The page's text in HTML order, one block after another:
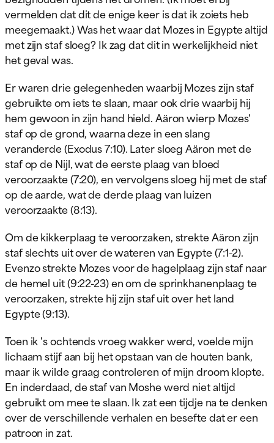
vermelden dat dit de enige keer is dat ik zoiets heb
meegemaakt.) Was het waar dat Mozes in Egypte altijd
met zijn staf sloeg? Ik zag dat dit in werkelijkheid niet
het geval was.
Er waren drie gelegenheden waarbij Mozes zijn staf
gebruikte om iets te slaan, maar ook drie waarbij hij
hem gewoon in zijn hand hield. Aäron wierp Mozes'
staf op de grond, waarna deze in een slang
veranderde (Exodus 7:10). Later sloeg Aäron met de
staf op de Nijl, wat de eerste plaag van bloed
veroorzaakte (7:20), en vervolgens sloeg hij met de staf
op de aarde, wat de derde plaag van luizen
veroorzaakte (8:13).
Om de kikkerplaag te veroorzaken, strekte Aäron zijn
staf slechts uit over de wateren van Egypte (7:1-2).
Evenzo strekte Mozes voor de hagelplaag zijn staf naar
de hemel uit (9:22-23) en om de sprinkhanenplaag te
veroorzaken, strekte hij zijn staf uit over het land
Egypte (9:13).
Toen ik 's ochtends vroeg wakker werd, voelde mijn
lichaam stijf aan bij het opstaan van de houten bank,
maar ik wilde graag controleren of mijn droom klopte.
En inderdaad, de staf van Moshe werd niet altijd
gebruikt om mee te slaan. Ik zat een tijdje na te denken
over de verschillende verhalen en besefte dat er een
patroon in zat.